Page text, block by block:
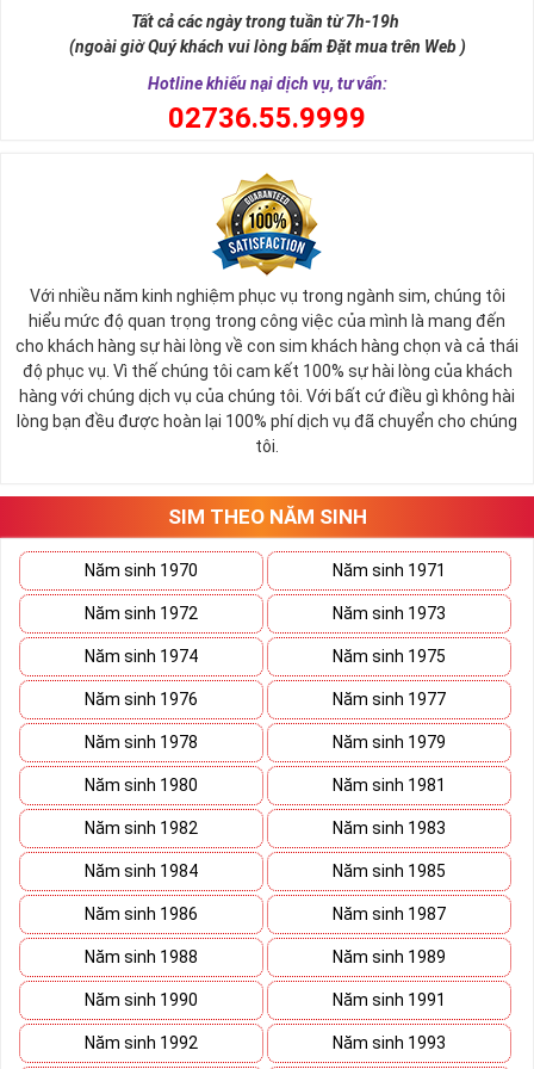
hồng mao. Bởi đây là con số đẹp nhất, quyền quý nhất trong tất cả
các số còn lại nó đại diện cho quyền lực, sức mạnh, sự kiêu hãnh
Sim Lục Quý 9 có ý nghĩa gì?
đạt, người có vị thế khẳng định tên tuổi, uy tín của mình trên
thương trường. Sở hữu sim số đẹp lục quý, sim lục quý 9 nói chung
sẽ giúp bạn xây dựng thương hiệu, tạo ấn tượng với đối tác kinh
doanh biến nó thành vũ khí sắc bén đánh bại mọi đối thủ cạnh
tranh trên bàn đàm phán.
Ý nghĩa Sim Lục Quý 9 được coi biểu trưng cho sức mạnh và quyền
lực của bậc đế vương. Việc kết hợp 6 con số 9 lại thành bộ lục quý
sẽ giúp chosim số đẹpgiàu ý nghĩa phong thủy thể hiện đẳng cấp,
địa vị và tiền tài.
Theo phong thủy đây còn là số sim kích tài, chiêu lộc đem đến
cuộc sống giàu sang phú quý cho mọi người. Bên cạnh đó số sim
còn là bùa hộ mệnh xua đuổi tà khí, vận hạn giúp cuộc sống bạn
luôn bình an và hạnh phúc.
Tại sao nên sở hữu Sim Lục Quý 9?
Tất cả các ngày trong tuần từ 7h-19h
(ngoài giờ Quý khách vui lòng bấm Đặt mua trên Web )
Hotline khiếu nại dịch vụ, tư vấn:
02736.55.9999
Với nhiều năm kinh nghiệm phục vụ trong ngành sim, chúng tôi
hiểu mức độ quan trọng trong công việc của mình là mang đến
cho khách hàng sự hài lòng về con sim khách hàng chọn và cả thái
độ phục vụ. Vì thế chúng tôi cam kết 100% sự hài lòng của khách
hàng với chúng dịch vụ của chúng tôi. Với bất cứ điều gì không hài
lòng bạn đều được hoàn lại 100% phí dịch vụ đã chuyển cho chúng
tôi.
SIM THEO NĂM SINH
Năm sinh 1970 Năm sinh 1971
Năm sinh 1972 Năm sinh 1973
Năm sinh 1974 Năm sinh 1975
Năm sinh 1976 Năm sinh 1977
Năm sinh 1978 Năm sinh 1979
Năm sinh 1980 Năm sinh 1981
Năm sinh 1982 Năm sinh 1983
Năm sinh 1984 Năm sinh 1985
Năm sinh 1986 Năm sinh 1987
Năm sinh 1988 Năm sinh 1989
Năm sinh 1990 Năm sinh 1991
Năm sinh 1992 Năm sinh 1993